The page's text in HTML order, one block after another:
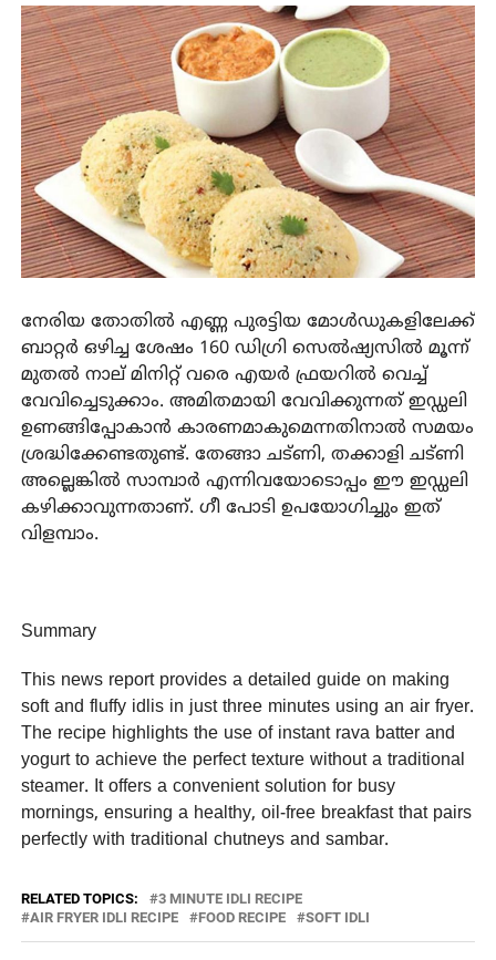
നേരിയ തോതിൽ എണ്ണ പുരട്ടിയ മോൾഡുകളിലേക്ക്
ബാറ്റർ ഒഴിച്ച ശേഷം 160 ഡിഗ്രി സെൽഷ്യസിൽ മൂന്ന്
മുതൽ നാല് മിനിറ്റ് വരെ എയർ ഫ്രയറിൽ വെച്ച്
വേവിച്ചെടുക്കാം. അമിതമായി വേവിക്കുന്നത് ഇഡ്ഡലി
ഉണങ്ങിപ്പോകാൻ കാരണമാകുമെന്നതിനാൽ സമയം
ശ്രദ്ധിക്കേണ്ടതുണ്ട്. തേങ്ങാ ചട്ണി, തക്കാളി ചട്ണി
അല്ലെങ്കിൽ സാമ്പാർ എന്നിവയോടൊപ്പം ഈ ഇഡ്ഡലി
കഴിക്കാവുന്നതാണ്. ഗീ പോടി ഉപയോഗിച്ചും ഇത്
വിളമ്പാം.
Summary
This news report provides a detailed guide on making
soft and fluffy idlis in just three minutes using an air fryer.
The recipe highlights the use of instant rava batter and
yogurt to achieve the perfect texture without a traditional
steamer. It offers a convenient solution for busy
mornings, ensuring a healthy, oil-free breakfast that pairs
perfectly with traditional chutneys and sambar.
RELATED TOPICS:
3 MINUTE IDLI RECIPE
AIR FRYER IDLI RECIPE
FOOD RECIPE SOFT IDLI